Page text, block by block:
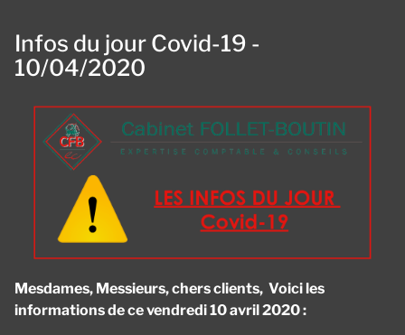
Infos du jour Covid-19 -
10/04/2020
Mesdames, Messieurs, chers clients, Voici les
informations de ce vendredi 10 avril 2020 :